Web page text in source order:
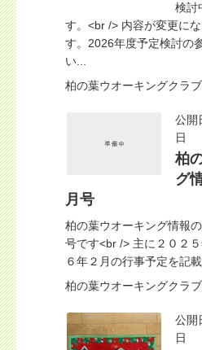
検討
す。<br /> 内容が変更に
す。2026年度予定検討の
い...
柏の葉ウオーキングクラブ
公開
日
柏
グ
月号
柏の葉ウオーキング情報
号です<br /> 主に２０２
６年２月の行事予定を記載
柏の葉ウオーキングクラブ
公開
日